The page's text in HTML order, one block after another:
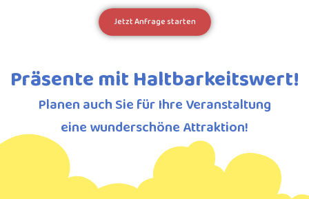
Jetzt Anfrage starten
Präsente mit Haltbarkeitswert!
Planen auch Sie für Ihre Veranstaltung
eine wunderschöne Attraktion!